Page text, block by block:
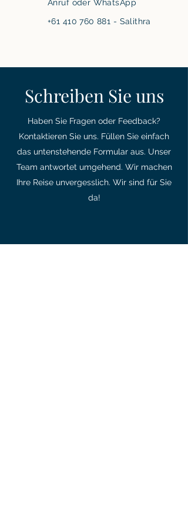
Anruf oder WhatsApp
+61 410 760 881 - Salithra
Schreiben Sie uns
Haben Sie Fragen oder Feedback?
Kontaktieren Sie uns. Füllen Sie einfach
das untenstehende Formular aus. Unser
Team antwortet umgehend. Wir machen
Ihre Reise unvergesslich. Wir sind für Sie
da!